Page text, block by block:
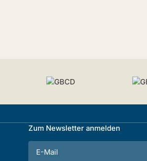
Zum Newsletter anmelden